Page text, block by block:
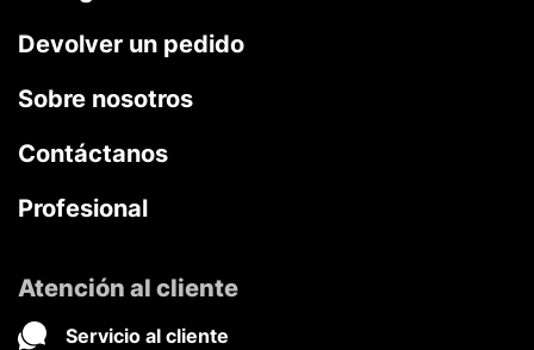
Devolver un pedido
Sobre nosotros
Contáctanos
Profesional
Atención al cliente
Servicio al cliente